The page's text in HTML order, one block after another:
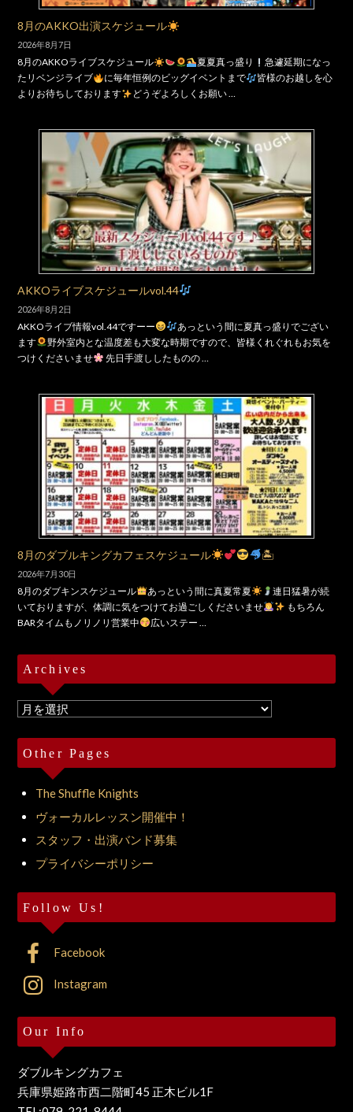
8月のAKKO出演スケジュール
2026年8月7日
8月のAKKOライブスケジュール 夏夏真っ盛り
急遽延期になっ
たリベンジライブ
に毎年恒例のビッグイベントまで
皆様のお越しを心
よりお待ちしております
どうぞよろしくお願い …
AKKOライブスケジュールvol.44
2026年8月2日
AKKOライブ情報vol.44ですーー
あっという間に夏真っ盛りでござい
ます
野外室内とな温度差も大変な時期ですので、皆様くれぐれもお気を
つけくださいませ
先日手渡ししたものの …
8月のダブルキングカフェスケジュール 🏝
2026年7月30日
8月のダブキンスケジュール あっという間に真夏常夏
連日猛暑が続
いておりますが、体調に気をつけてお過ごしくださいませ
もちろん
BARタイムもノリノリ営業中
広いステー …
Archives
Archives
Other Pages
The Shuffle Knights
ヴォーカルレッスン開催中！
スタッフ・出演バンド募集
プライバシーポリシー
Follow Us!
Facebook
Instagram
Our Info
ダブルキングカフェ
兵庫県姫路市西二階町45 正木ビル1F